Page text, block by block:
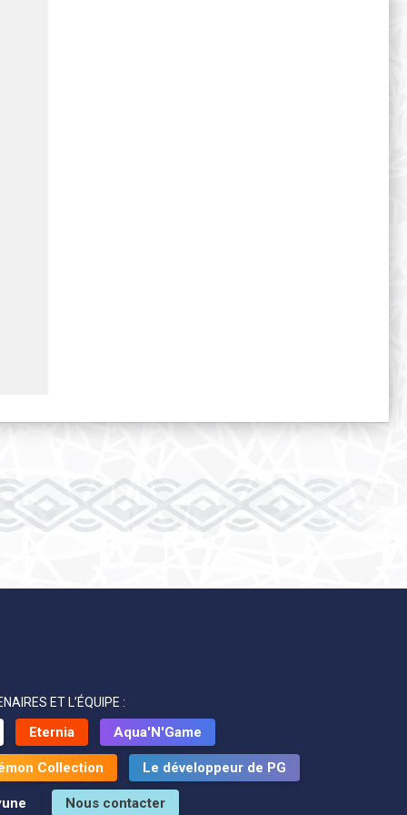
ET L’ÉQUIPE :
Eternia Aqua'N'Game
Collection Le développeur de PG
Nous contacter